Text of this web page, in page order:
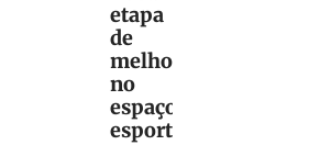
etapa
de
melhorias
no
espaço
esportivo